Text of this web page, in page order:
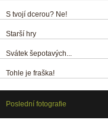
S tvojí dcerou? Ne!
Starší hry
Svátek šepotavých...
Tohle je fraška!
Poslední fotografie